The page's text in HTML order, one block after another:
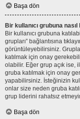
Başa dön
Bir kullanıcı grubuna
Bir kullanıcı grubuna
grupları” bağlantısına
görüntüleyebilirsiniz.
katılmak için onay
olabilir. Eğer grup açık ise,
gruba katılmak için onay
yapabilirsiniz. İsteğinizin
onlar size neden gruba
grup liderini rahatsız
Başa dön